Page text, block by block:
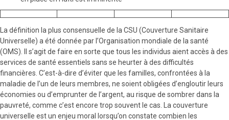
La définition la plus consensuelle de la CSU (Couverture Sanitaire
Universelle) a été donnée par l’Organisation mondiale de la santé
(OMS). Il s’agit de faire en sorte que tous les individus aient accès à des
services de santé essentiels sans se heurter à des difficultés
financières. C’est-à-dire d’éviter que les familles, confrontées à la
maladie de l’un de leurs membres, ne soient obligées d’engloutir leurs
économies ou d’emprunter de l’argent, au risque de sombrer dans la
pauvreté, comme c’est encore trop souvent le cas. La couverture
universelle est un enjeu moral lorsqu’on constate combien les